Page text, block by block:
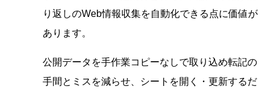
り返しのWeb情報収集を自動化できる点に価値が
あります。
公開データを手作業コピーなしで取り込め転記の
手間とミスを減らせ、シートを開く・更新するだ